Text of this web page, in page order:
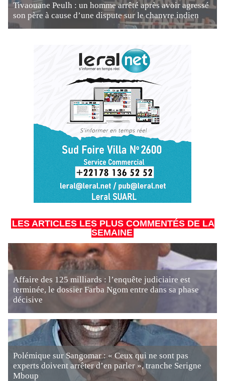
Tivaouane Peulh : un homme arrêté après avoir agressé
son père à cause d’une dispute sur le chanvre indien
LES ARTICLES LES PLUS COMMENTÉS DE LA
SEMAINE
Affaire des 125 milliards : l’enquête judiciaire est
terminée, le dossier Farba Ngom entre dans sa phase
décisive
Polémique sur Sangomar : « Ceux qui ne sont pas
experts doivent arrêter d’en parler », tranche Serigne
Mboup